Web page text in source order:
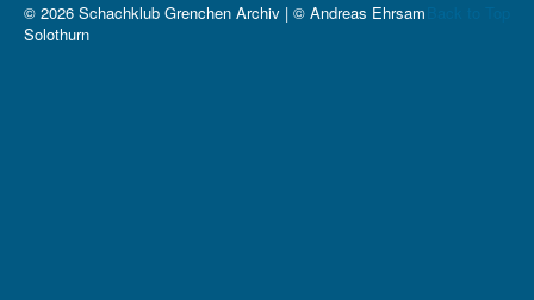
© 2026 Schachklub Grenchen Archiv | © Andreas Ehrsam
Solothurn